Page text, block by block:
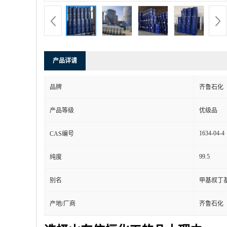
产品详请
品牌 齐鲁石化
产品等级 优级品
CAS编号 1634-04-4
纯度 99.5
别名 甲基叔丁
产地/厂商 齐鲁石化